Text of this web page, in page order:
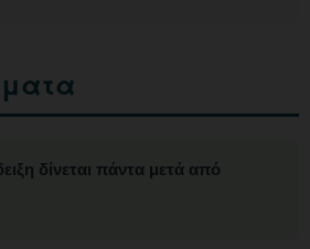
δίνεται πάντα μετά από